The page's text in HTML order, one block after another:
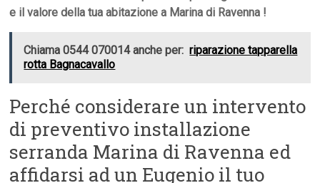
e il valore della tua abitazione a Marina di Ravenna !
Chiama 0544 070014 anche per: riparazione tapparella
rotta Bagnacavallo
Perché considerare un intervento
di preventivo installazione
serranda Marina di Ravenna ed
affidarsi ad un Eugenio il tuo